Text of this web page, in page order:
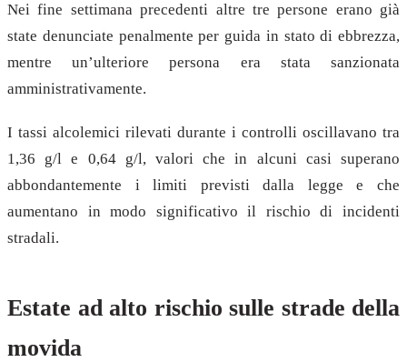
Nei fine settimana precedenti altre tre persone erano già
state denunciate penalmente per guida in stato di ebbrezza,
mentre un’ulteriore persona era stata sanzionata
amministrativamente.
I tassi alcolemici rilevati durante i controlli oscillavano tra
1,36 g/l e 0,64 g/l, valori che in alcuni casi superano
abbondantemente i limiti previsti dalla legge e che
aumentano in modo significativo il rischio di incidenti
stradali.
Estate ad alto rischio sulle strade della
movida